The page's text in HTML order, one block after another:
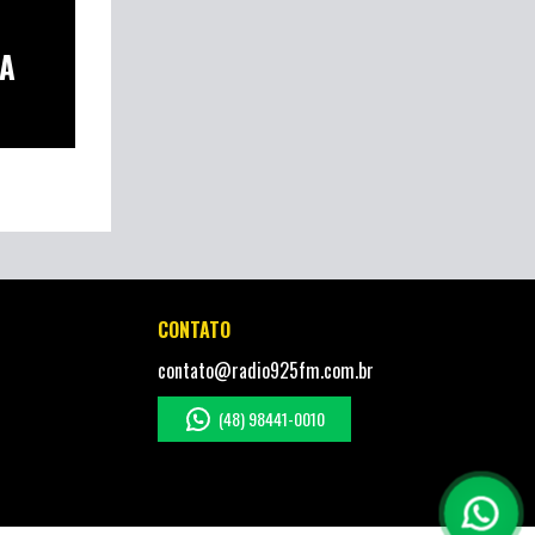
CONTATO
contato@radio925fm.com.br
(48) 98441-0010